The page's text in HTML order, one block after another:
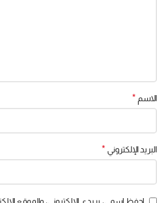
الاسم *
البريد الإلكتروني *